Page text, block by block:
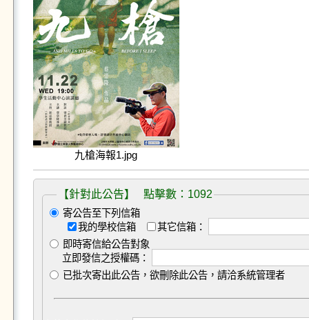
九槍海報1.jpg
【針對此公告】 點擊數：1092
寄公告至下列信箱
我的學校信箱
其它信箱：
即時寄信給公告對象
立即發信之授權碼：
已批次寄出此公告，欲刪除此公告，請洽系統管理者